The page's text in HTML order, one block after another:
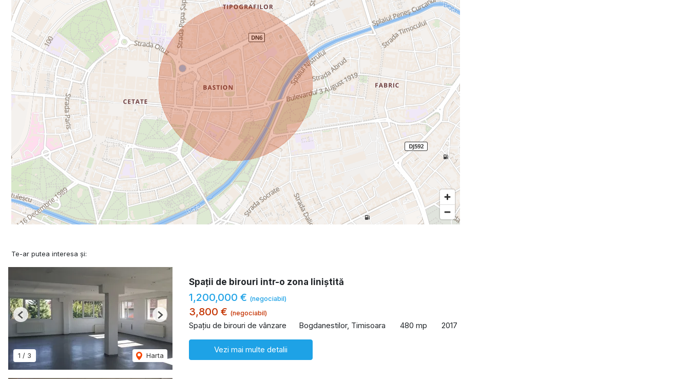
Te-ar putea interesa și:
1 / 3 Harta
Previous Next
Spații de birouri intr-o zona liniștită
1,200,000 € (negociabil)
3,800 € (negociabil)
Spațiu de birouri de vânzare Bogdanestilor, Timisoara 480 mp 2017
Vezi mai multe detalii